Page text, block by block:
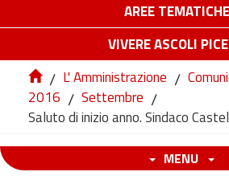
AREE TEMATICHE
VIVERE ASCOLI
/ L' Amministrazione /
2016 / Settembre /
Saluto di inizio anno. Sindaco
MENU